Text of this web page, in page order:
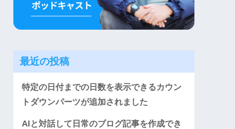
最近の投稿
特定の日付までの日数を表示できるカウン
トダウンパーツが追加されました
AIと対話して日常のブログ記事を作成でき